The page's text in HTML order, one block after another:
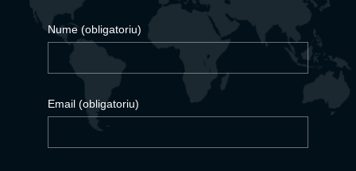
Nume (obligatoriu)
Email (obligatoriu)